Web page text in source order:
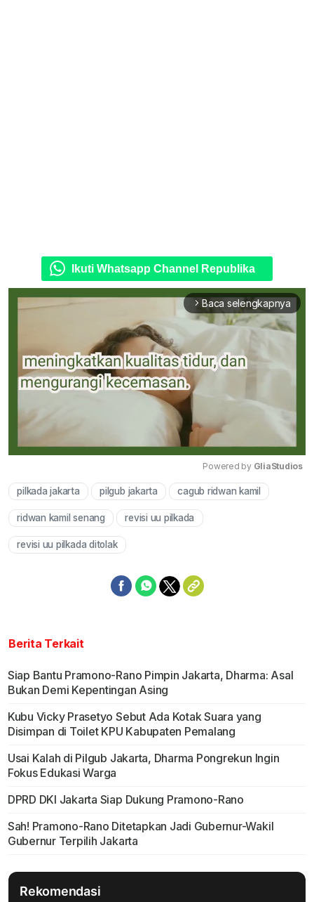
Ikuti Whatsapp Channel Republika
arrow_forward_ios Baca selengkapnya
Mute
Powered by GliaStudios
pilkada jakarta pilgub jakarta cagub ridwan kamil
ridwan kamil senang revisi uu pilkada
revisi uu pilkada ditolak
Berita Terkait
Siap Bantu Pramono-Rano Pimpin Jakarta, Dharma: Asal
Bukan Demi Kepentingan Asing
Kubu Vicky Prasetyo Sebut Ada Kotak Suara yang
Disimpan di Toilet KPU Kabupaten Pemalang
Usai Kalah di Pilgub Jakarta, Dharma Pongrekun Ingin
Fokus Edukasi Warga
DPRD DKI Jakarta Siap Dukung Pramono-Rano
Sah! Pramono-Rano Ditetapkan Jadi Gubernur-Wakil
Gubernur Terpilih Jakarta
Rekomendasi